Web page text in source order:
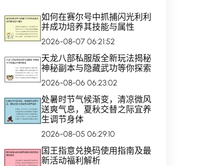
如何在赛尔号中抓捕闪光利利
并成功培养其技能与属性
2026-08-07 06:21:52
天龙八部私服版全新玩法揭秘
神秘副本与隐藏武功等你探索
2026-08-06 06:23:02
处暑时节气候渐变，清凉微风
送爽气息，夏秋交替之际宜养
生调节身体
2026-08-05 06:29:10
国王指意兑换码使用指南及最
新活动福利解析